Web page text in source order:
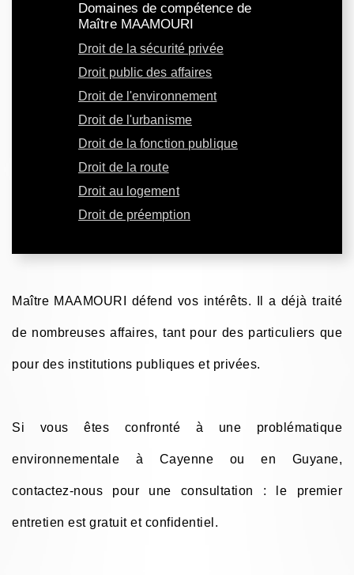
Domaines de compétence de
Maître MAAMOURI
Droit de la sécurité privée
Droit public des affaires
Droit de l'environnement
Droit de l'urbanisme
Droit de la fonction publique
Droit de la route
Droit au logement
Droit de préemption
Maître MAAMOURI défend vos intérêts. Il a déjà traité
de nombreuses affaires, tant pour des particuliers que
pour des institutions publiques et privées.
Si vous êtes confronté à une problématique
environnementale à Cayenne ou en Guyane,
contactez-nous pour une consultation : le premier
entretien est gratuit et confidentiel.